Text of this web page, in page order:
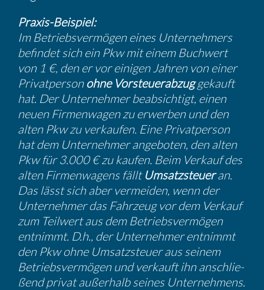
Praxis-Beispiel:
Im Betriebs­ver­mögen eines Unter­neh­mers
befindet sich ein Pkw mit einem Buchwert
von 1 €, den er vor einigen Jahren von einer
Privat­person ohne Vorsteu­er­abzuggekauft
hat. Der Unter­nehmer beabsich­tigt, einen
neuen Firmen­wagen zu erwerben und den
alten Pkw zu verkaufen. Eine Privat­person
hat dem Unter­nehmer angeboten, den alten
Pkw für 3.000 € zu kaufen. Beim Verkauf des
alten Firmen­wa­gens fällt Umsatz­steueran.
Das lässt sich aber vermeiden, wenn der
Unter­nehmer das Fahrzeug vor dem Verkauf
zum Teilwert aus dem Betriebs­ver­mögen
entnimmt. D.h., der Unter­nehmer entnimmt
den Pkw ohne Umsatz­steuer aus seinem
Betriebs­ver­mögen und verkauft ihn anschlie­
ßend privat außer­halb seines Unter­neh­mens.